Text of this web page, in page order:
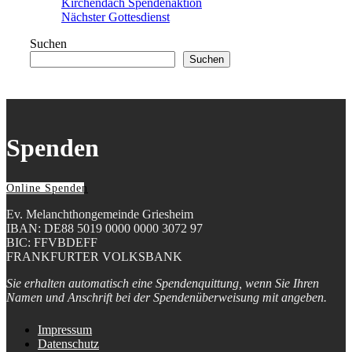
Kirchendach Spendenaktion
Nächster Gottesdienst
Suchen
Suchen
Spenden
Online Spenden
Ev. Melanchthongemeinde Griesheim
IBAN: DE88 5019 0000 0000 3072 97
BIC: FFVBDEFF
FRANKFURTER VOLKSBANK
Sie erhalten automatisch eine Spendenquittung, wenn Sie Ihren
Namen und Anschrift bei der Spendenüberweisung mit angeben.
Impressum
Datenschutz